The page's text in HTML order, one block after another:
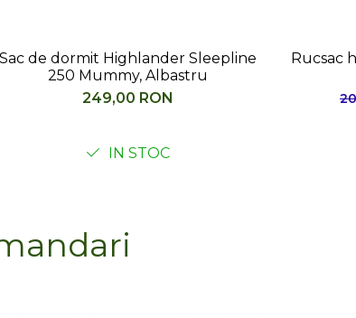
Rucsac hidratare Highlander Aqueus
15, albastru
200,00 RON185,00 RON
IN STOC